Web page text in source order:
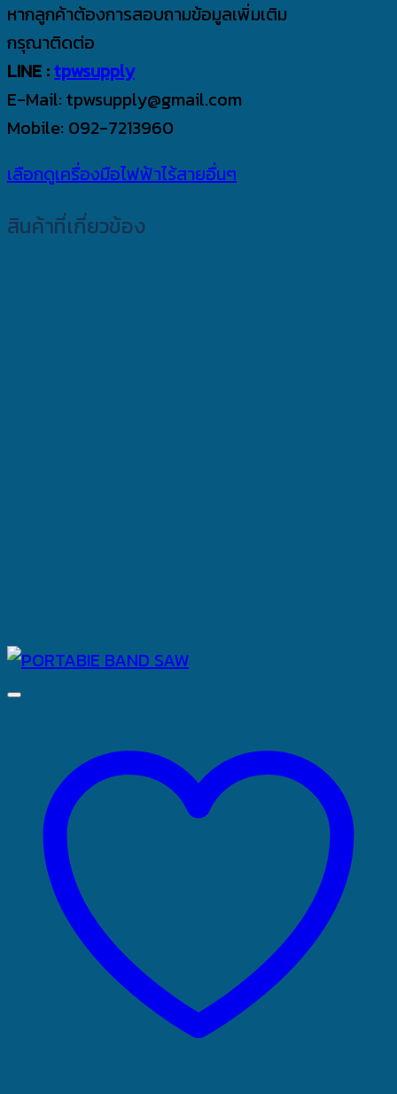
หากลูกค้าต้องการสอบถามข้อมูลเพิ่มเติม
กรุณาติดต่อ
LINE :tpwsupply
E-Mail: tpwsupply@gmail.com
Mobile: 092-7213960
เลือกดูเครื่องมือไฟฟ้าไร้สายอื่นๆ
สินค้าที่เกี่ยวข้อง